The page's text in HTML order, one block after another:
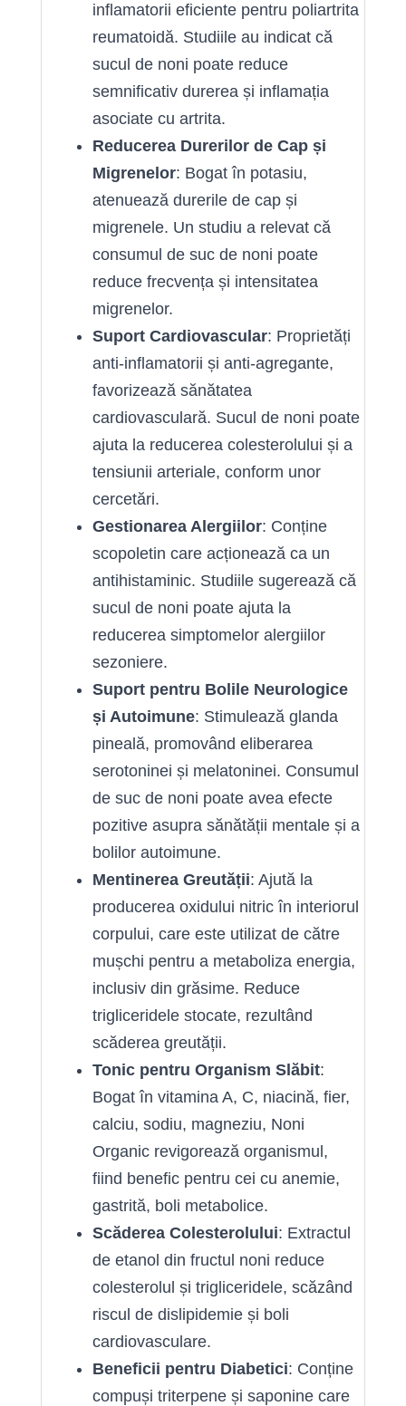
inflamatorii eficiente pentru poliartrita
reumatoidă. Studiile au indicat că
sucul de noni poate reduce
semnificativ durerea și inflamația
asociate cu artrita.
Reducerea Durerilor de Cap și
Migrenelor: Bogat în potasiu,
atenuează durerile de cap și
migrenele. Un studiu a relevat că
consumul de suc de noni poate
reduce frecvența și intensitatea
migrenelor.
Suport Cardiovascular: Proprietăți
anti-inflamatorii și anti-agregante,
favorizează sănătatea
cardiovasculară. Sucul de noni poate
ajuta la reducerea colesterolului și a
tensiunii arteriale, conform unor
cercetări.
Gestionarea Alergiilor: Conține
scopoletin care acționează ca un
antihistaminic. Studiile sugerează că
sucul de noni poate ajuta la
reducerea simptomelor alergiilor
sezoniere.
Suport pentru Bolile Neurologice
și Autoimune: Stimulează glanda
pineală, promovând eliberarea
serotoninei și melatoninei. Consumul
de suc de noni poate avea efecte
pozitive asupra sănătății mentale și a
bolilor autoimune.
Mentinerea Greutății: Ajută la
producerea oxidului nitric în interiorul
corpului, care este utilizat de către
mușchi pentru a metaboliza energia,
inclusiv din grăsime. Reduce
trigliceridele stocate, rezultând
scăderea greutății.
Tonic pentru Organism Slăbit:
Bogat în vitamina A, C, niacină, fier,
calciu, sodiu, magneziu, Noni
Organic revigorează organismul,
fiind benefic pentru cei cu anemie,
gastrită, boli metabolice.
Scăderea Colesterolului: Extractul
de etanol din fructul noni reduce
colesterolul și trigliceridele, scăzând
riscul de dislipidemie și boli
cardiovasculare.
Beneficii pentru Diabetici: Conține
compuși triterpene și saponine care